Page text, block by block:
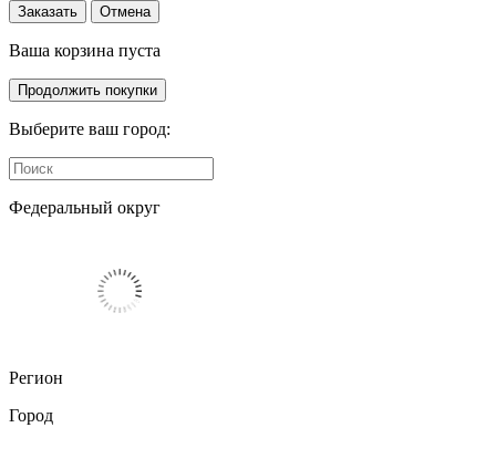
Заказать Отмена
Ваша корзина пуста
Продолжить покупки
Выберите ваш город:
Федеральный округ
Регион
Город